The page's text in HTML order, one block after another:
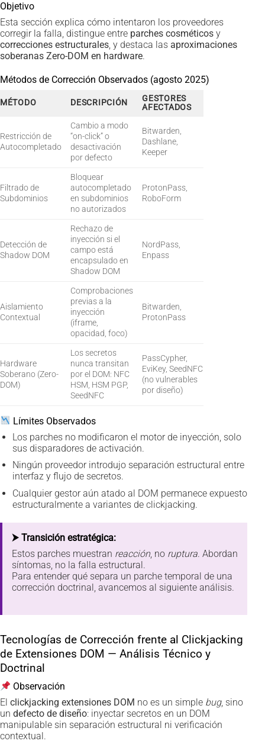
Objetivo
Esta sección explica cómo intentaron los proveedores
corregir la falla, distingue entre parches cosméticos y
correcciones estructurales, y destaca las aproximaciones
soberanas Zero-DOM en hardware.
Métodos de Corrección Observados (agosto 2025)
MÉTODO DESCRIPCIÓN
GESTORES
AFECTADOS
Restricción de
Autocompletado
Cambio a modo
“on-click” o
desactivación
por defecto
Bitwarden,
Dashlane,
Keeper
Filtrado de
Subdominios
Bloquear
autocompletado
en subdominios
no autorizados
ProtonPass,
RoboForm
Detección de
Shadow DOM
Rechazo de
inyección si el
campo está
encapsulado en
Shadow DOM
NordPass,
Enpass
Aislamiento
Contextual
Comprobaciones
previas a la
inyección
(iframe,
opacidad, foco)
Bitwarden,
ProtonPass
Hardware
Soberano (Zero-
DOM)
Los secretos
nunca transitan
por el DOM: NFC
HSM, HSM PGP,
SeedNFC
PassCypher,
EviKey, SeedNFC
(no vulnerables
por diseño)
Límites Observados
Los parches no modificaron el motor de inyección, solo
sus disparadores de activación.
Ningún proveedor introdujo separación estructural entre
interfaz y flujo de secretos.
Cualquier gestor aún atado al DOM permanece expuesto
estructuralmente a variantes de clickjacking.
⮞ Transición estratégica:
Estos parches muestran reacción, no ruptura. Abordan
síntomas, no la falla estructural.
Para entender qué separa un parche temporal de una
corrección doctrinal, avancemos al siguiente análisis.
Tecnologías de Corrección frente al Clickjacking
de Extensiones DOM — Análisis Técnico y
Doctrinal
Observación
El clickjacking extensiones DOM no es un simple bug, sino
un defecto de diseño: inyectar secretos en un DOM
manipulable sin separación estructural ni verificación
contextual.